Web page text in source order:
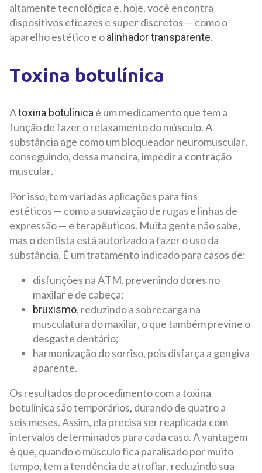
altamente tecnológica e, hoje, você encontra
dispositivos eficazes e super discretos — como o
aparelho estético e oalinhador transparente.
Toxina botulínica
Atoxina botulínica é um medicamento que tem a
função de fazer o relaxamento do músculo. A
substância age como um bloqueador neuromuscular,
conseguindo, dessa maneira, impedir a contração
muscular.
Por isso, tem variadas aplicações para fins
estéticos — como a suavização de rugas e linhas de
expressão — e terapêuticos. Muita gente não sabe,
mas o dentista está autorizado a fazer o uso da
substância. É um tratamento indicado para casos de:
disfunções na ATM, prevenindo dores no
maxilar e de cabeça;
bruxismo, reduzindo a sobrecarga na
musculatura do maxilar, o que também previne o
desgaste dentário;
harmonização do sorriso, pois disfarça a gengiva
aparente.
Os resultados do procedimento com a toxina
botulínica são temporários, durando de quatro a
seis meses. Assim, ela precisa ser reaplicada com
intervalos determinados para cada caso. A vantagem
é que, quando o músculo fica paralisado por muito
tempo, tem a tendência de atrofiar, reduzindo sua